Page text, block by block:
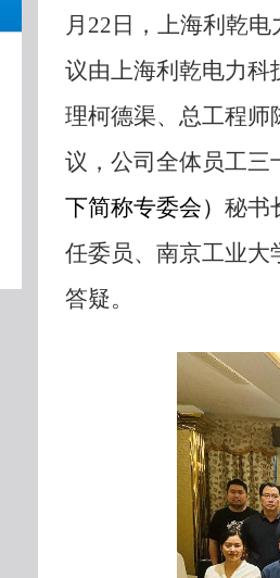
月22日，上海利乾
议由上海利乾电力科
理柯德渠、总工程师
议，公司全体员工三
下简称专委会） 秘书
任委员、南京工业大
答疑。